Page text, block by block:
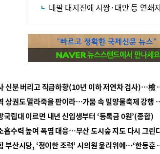
네팔 대지진에 시짱·대만 등 연쇄
■ 검사 신분 버리
■ 지역 상권도 말라죽
립대 이르면 내년 신입생부터 ‘등록금 0원’(종합)
수력 높여 폭염 대응…부산 도시숲 지도 다시 그린
■ 국힘 부산시당, ‘